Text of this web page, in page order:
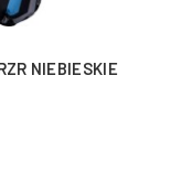
NIEBIESKIE